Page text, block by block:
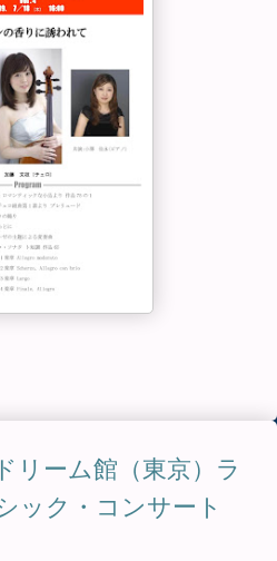
リーム館（東京）ラ
ック・コンサート